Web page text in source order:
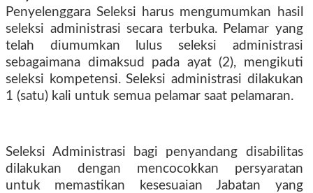
Penyelenggara Seleksi harus mengumumkan hasil
seleksi administrasi secara terbuka. Pelamar yang
telah diumumkan lulus seleksi administrasi
sebagaimana dimaksud pada ayat (2), mengikuti
seleksi kompetensi. Seleksi administrasi dilakukan
1 (satu) kali untuk semua pelamar saat pelamaran.
Seleksi Administrasi bagi penyandang disabilitas
dilakukan dengan mencocokkan persyaratan
untuk memastikan kesesuaian Jabatan yang